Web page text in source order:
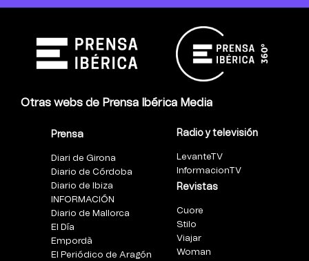
Otras webs de Prensa Ibérica Media
Prensa
Diari de Girona
Diario de Córdoba
Diario de Ibiza
INFORMACIÓN
Diario de Mallorca
El Día
Empordà
El Periódico de Aragón
Radio y televisión
LevanteTV
InformacionTV
Revistas
Cuore
Stilo
Viajar
Woman